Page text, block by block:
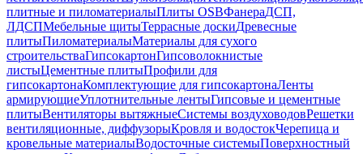
плитные и пиломатериалыПлиты OSBФанераДСП,
ЛДСПМебельные щитыТеррасные доскиДревесные
плитыПиломатериалыМатериалы для сухого
строительстваГипсокартонГипсоволокнистые
листыЦементные плитыПрофили для
гипсокартонаКомплектующие для гипсокартонаЛенты
армирующиеУплотнительные лентыГипсовые и цементные
плитыВентиляторы вытяжныеСистемы воздуховодовРешетки
вентиляционные, диффузорыКровля и водостокЧерепица и
кровельные материалыВодосточные системыПоверхностный